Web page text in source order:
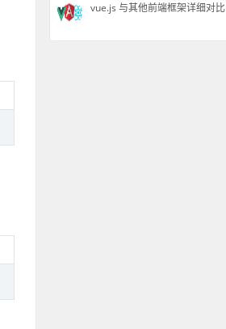
vue.js 与其他前端框架详细对比